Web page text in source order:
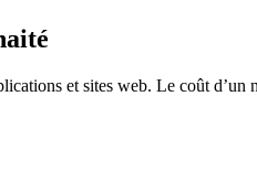
et sites web. Le coût d’un